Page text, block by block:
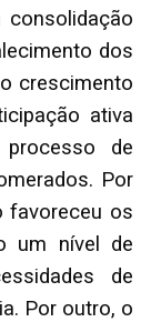
consolidação
dos
crescimento
ativa
de
Por
favoreceu os
um nível de
de
Por outro, o